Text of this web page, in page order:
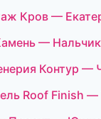
Кров —
— Нальчик
Контур —
Roof Finish